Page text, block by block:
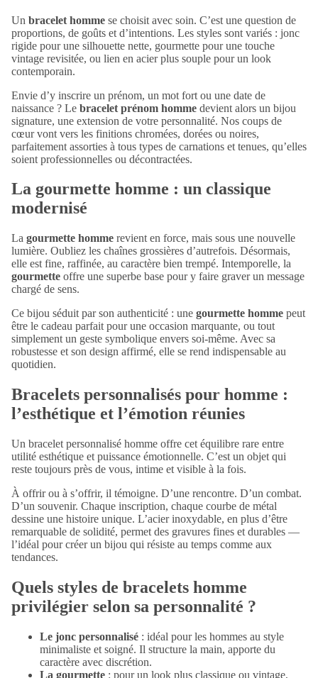
Un bracelet homme se choisit avec soin. C’est une question de
proportions, de goûts et d’intentions. Les styles sont variés : jonc
rigide pour une silhouette nette, gourmette pour une touche
vintage revisitée, ou lien en acier plus souple pour un look
contemporain.
Envie d’y inscrire un prénom, un mot fort ou une date de
naissance ? Le bracelet prénom homme devient alors un bijou
signature, une extension de votre personnalité. Nos coups de
cœur vont vers les finitions chromées, dorées ou noires,
parfaitement assorties à tous types de carnations et tenues, qu’elles
soient professionnelles ou décontractées.
La gourmette homme : un classique
modernisé
La gourmette homme revient en force, mais sous une nouvelle
lumière. Oubliez les chaînes grossières d’autrefois. Désormais,
elle est fine, raffinée, au caractère bien trempé. Intemporelle, la
gourmette offre une superbe base pour y faire graver un message
chargé de sens.
Ce bijou séduit par son authenticité : une gourmette homme peut
être le cadeau parfait pour une occasion marquante, ou tout
simplement un geste symbolique envers soi-même. Avec sa
robustesse et son design affirmé, elle se rend indispensable au
quotidien.
Bracelets personnalisés pour homme :
l’esthétique et l’émotion réunies
Un bracelet personnalisé homme offre cet équilibre rare entre
utilité esthétique et puissance émotionnelle. C’est un objet qui
reste toujours près de vous, intime et visible à la fois.
À offrir ou à s’offrir, il témoigne. D’une rencontre. D’un combat.
D’un souvenir. Chaque inscription, chaque courbe de métal
dessine une histoire unique. L’acier inoxydable, en plus d’être
remarquable de solidité, permet des gravures fines et durables —
l’idéal pour créer un bijou qui résiste au temps comme aux
tendances.
Quels styles de bracelets homme
privilégier selon sa personnalité ?
Le jonc personnalisé : idéal pour les hommes au style
minimaliste et soigné. Il structure la main, apporte du
caractère avec discrétion.
La gourmette : pour un look plus classique ou vintage,